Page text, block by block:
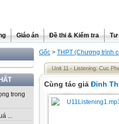
Giáo án Đề thi & Kiểm tra Tư
trong
...
Gốc > THPT (Chương trình
Unit 11 - Listening: Cuc
Cùng tác giả Đinh